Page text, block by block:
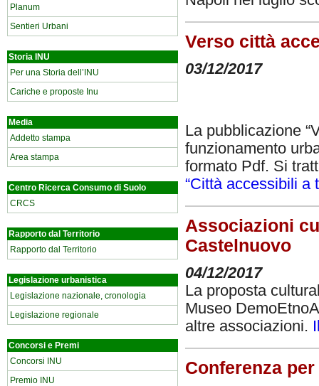
Planum
Sentieri Urbani
Storia INU
Per una Storia dell’INU
Cariche e proposte Inu
Media
Addetto stampa
Area stampa
Centro Ricerca Consumo di Suolo
CRCS
Rapporto dal Territorio
Rapporto dal Territorio
Legislazione urbanistica
Legislazione nazionale, cronologia
Legislazione regionale
Concorsi e Premi
Concorsi INU
Premio INU
Verso città
03/12/2017
La pubblicazione
funzionamento
formato Pdf. Si
“Città accessibili a
Associazioni
Castelnuovo
04/12/2017
La proposta
Museo
altre associazioni.
Conferenza